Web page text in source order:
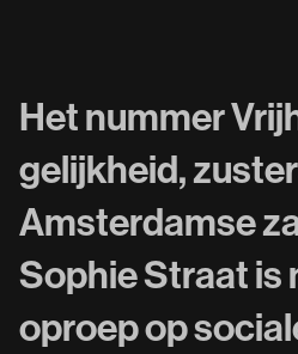
Het nummer
gelijkheid,
Amsterdamse
Sophie Straat is
oproep op